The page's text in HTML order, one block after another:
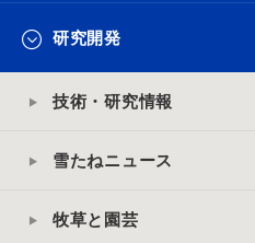
研究開発
技術・研究情報
雪たねニュース
牧草と園芸